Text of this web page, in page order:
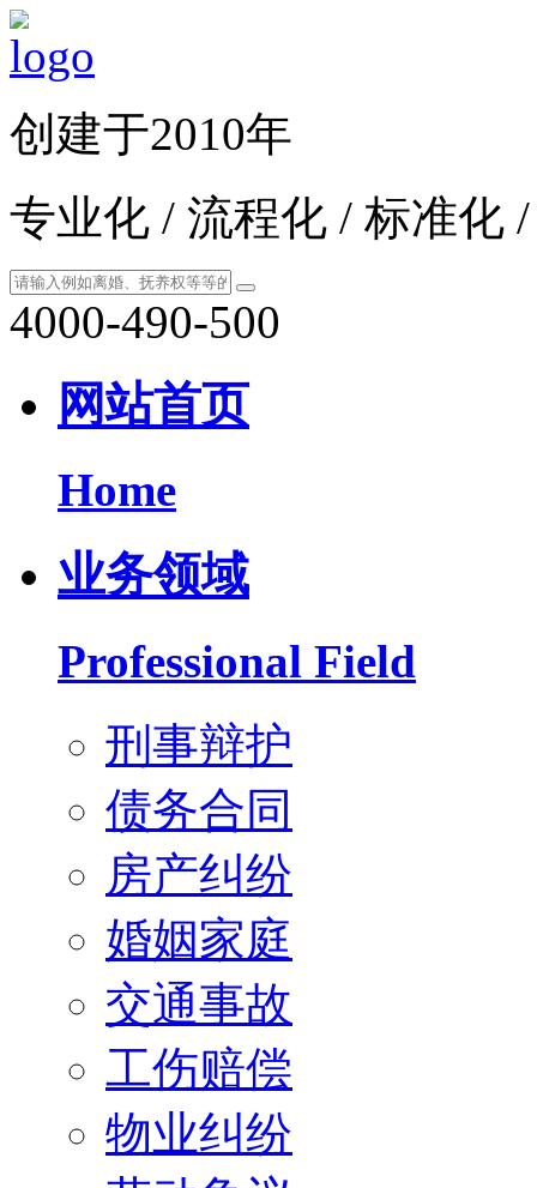
创建于2010年
专业化 / 流程化 / 标准化
4000-490-500
网站首页
Home
业务领域
Professional Field
刑事辩护
债务合同
房产纠纷
婚姻家庭
交通事故
工伤赔偿
物业纠纷